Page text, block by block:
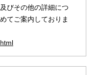
びその他の詳細につ
てご案内しておりま